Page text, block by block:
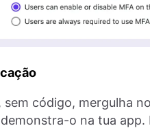
código, mergulha
o na tua